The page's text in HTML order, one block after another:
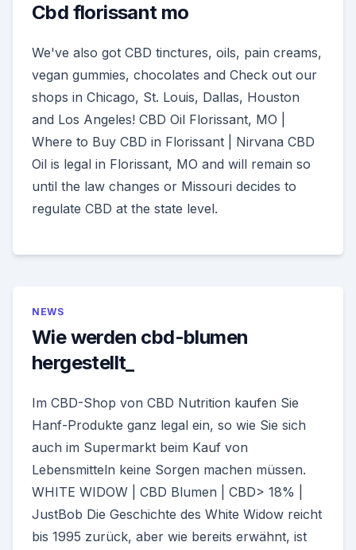
Cbd florissant mo
We've also got CBD tinctures, oils, pain creams,
vegan gummies, chocolates and Check out our
shops in Chicago, St. Louis, Dallas, Houston
and Los Angeles! CBD Oil Florissant, MO |
Where to Buy CBD in Florissant | Nirvana CBD
Oil is legal in Florissant, MO and will remain so
until the law changes or Missouri decides to
regulate CBD at the state level.
NEWS
Wie werden cbd-blumen
hergestellt_
Im CBD-Shop von CBD Nutrition kaufen Sie
Hanf-Produkte ganz legal ein, so wie Sie sich
auch im Supermarkt beim Kauf von
Lebensmitteln keine Sorgen machen müssen.
WHITE WIDOW | CBD Blumen | CBD> 18% |
JustBob Die Geschichte des White Widow reicht
bis 1995 zurück, aber wie bereits erwähnt, ist